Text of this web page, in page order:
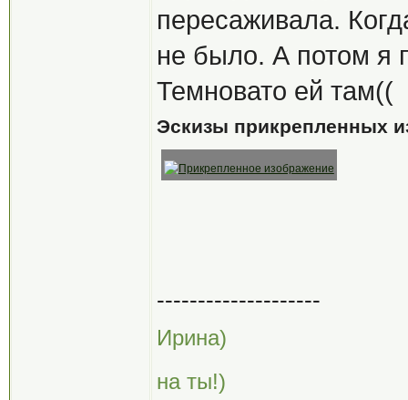
пересаживала.
не было. А потом я
Темновато ей там((
Эскизы прикрепленных
--------------------
Ирина)
на ты!)